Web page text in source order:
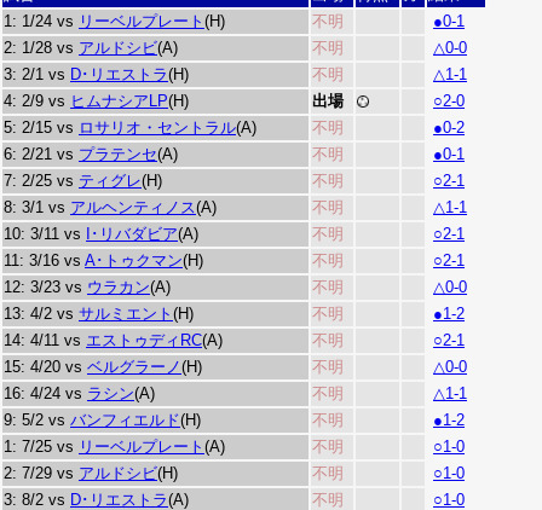
1: 1/24 vs リーベルプレート (H) 不明
●0-1
2: 1/28 vs アルドシビ(A) 不明
△0-0
3: 2/1 vs D･リエストラ(H) 不明
△1-1
4: 2/9 vs ヒムナシアLP(H) 出場
○2-0
5: 2/15 vs ロサリオ・セントラル(A) 不明
●0-2
6: 2/21 vs プラテンセ(A) 不明
●0-1
7: 2/25 vs ティグレ(H) 不明
○2-1
8: 3/1 vs アルヘンティノス(A) 不明
△1-1
10: 3/11 vs
I･リバダビア(A) 不明
○2-1
11: 3/16 vs A･トゥクマン(H) 不明
○2-1
12: 3/23 vs ウラカン(A) 不明
△0-0
13: 4/2 vs サルミエント (H) 不明
●1-2
14: 4/11 vs エストゥディRC(A) 不明
○2-1
15: 4/20 vs ベルグラーノ(H) 不明
△0-0
16: 4/24 vs ラシン(A) 不明
△1-1
9: 5/2 vs バンフィエルド(H) 不明
●1-2
1: 7/25 vs リーベルプレート (A) 不明
○1-0
2: 7/29 vs アルドシビ(H) 不明
○1-0
3: 8/2 vs D･リエストラ(A) 不明 ○1-0